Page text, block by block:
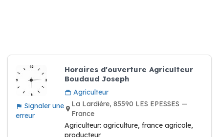
Signaler une
erreur
Horaires d'ouverture Agriculteur
Boudaud Joseph
Agriculteur
La Lardière, 85590 LES EPESSES —
France
Agriculteur: agriculture, france agricole,
producteur